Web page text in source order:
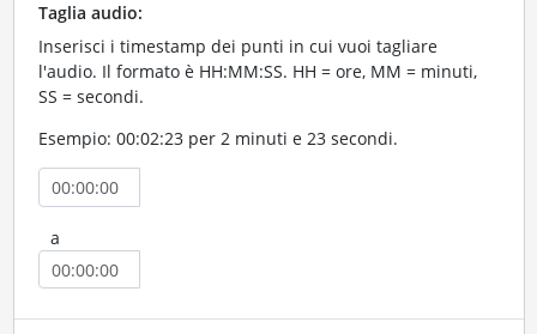
Taglia audio:
Inserisci i timestamp dei punti in cui vuoi tagliare
l'audio. Il formato è HH:MM:SS. HH = ore, MM = minuti,
SS = secondi.
Esempio: 00:02:23 per 2 minuti e 23 secondi.
a